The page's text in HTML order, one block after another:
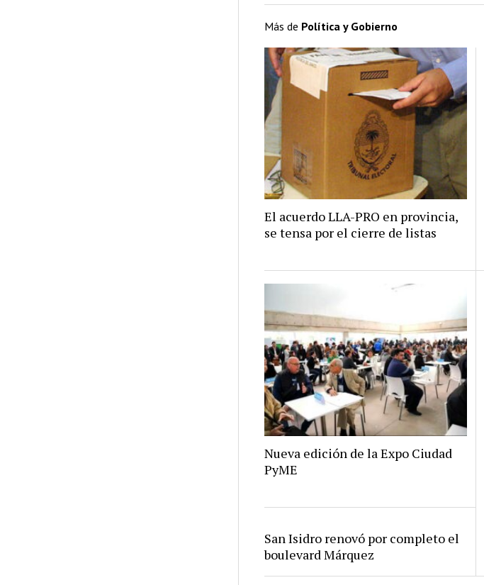
Más de Política y Gobierno
El acuerdo LLA-PRO en provincia,
se tensa por el cierre de listas
Nueva edición de la Expo Ciudad
PyME
San Isidro renovó por completo el
boulevard Márquez